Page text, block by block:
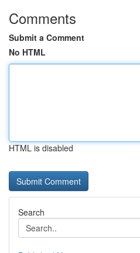
Comments
Submit a Comment
No HTML
HTML is disabled
Search